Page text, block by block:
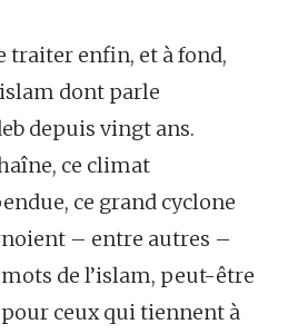
traiter enfin, et à fond,
dont parle
depuis vingt ans.
ce climat
ce grand cyclone
– entre autres –
de l’islam, peut-être
ceux qui tiennent à